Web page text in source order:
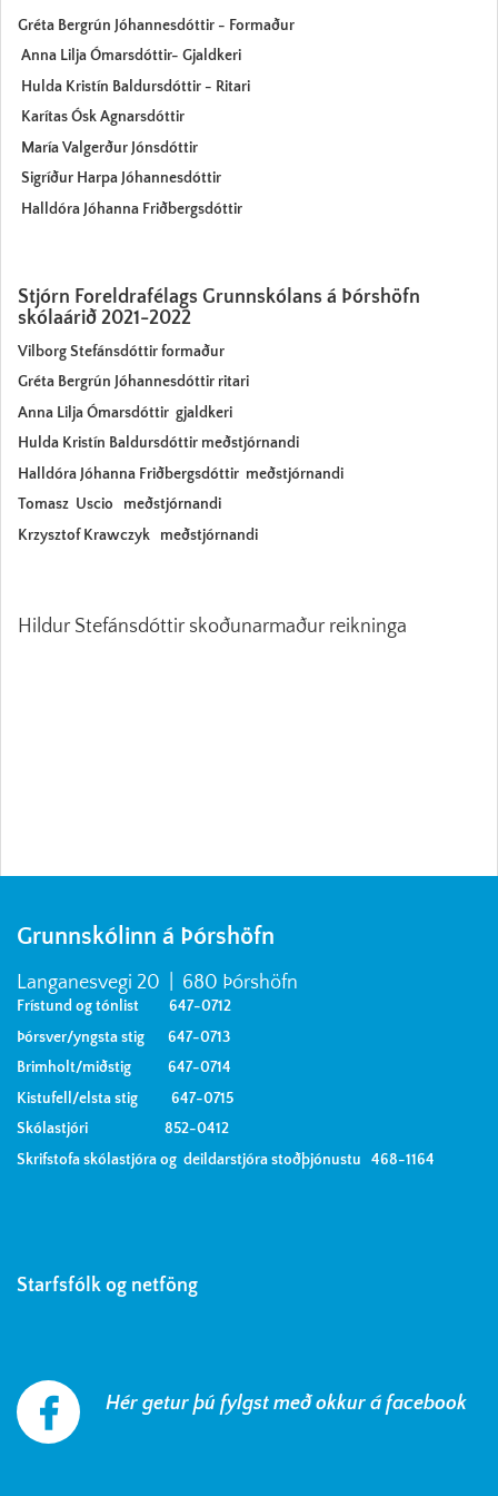
Gréta Bergrún Jóhannesdóttir - Formaður
Anna Lilja Ómarsdóttir- Gjaldkeri
Hulda Kristín Baldursdóttir - Ritari
Karítas Ósk Agnarsdóttir
María Valgerður Jónsdóttir
Sigríður Harpa Jóhannesdóttir
Halldóra Jóhanna Friðbergsdóttir
Stjórn Foreldrafélags Grunnskólans á Þórshöfn
skólaárið 2021-2022
Vilborg Stefánsdóttir formaður
Gréta Bergrún Jóhannesdóttir ritari
Anna Lilja Ómarsdóttir gjaldkeri
Hulda Kristín Baldursdóttir meðstjórnandi
Halldóra Jóhanna Friðbergsdóttir meðstjórnandi
Tomasz Uscio meðstjórnandi
Krzysztof Krawczyk meðstjórnandi
Hildur Stefánsdóttir skoðunarmaður reikninga
Grunnskólinn á Þórshöfn
Langanesvegi 20 | 680 Þórshöfn
Frístund og tónlist 647-0712
Þórsver/yngsta stig 647-0713
Brimholt/miðstig 647-0714
Kistufell/elsta stig 647-0715
Skólastjóri 852-0412
Skrifstofa skólastjóra og deildarstjóra stoðþjónustu 468-1164
Starfsfólk og netföng
Hér getur þú fylgst með okkur á facebook